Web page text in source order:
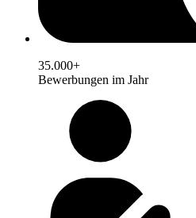
35.000+
Bewerbungen im Jahr